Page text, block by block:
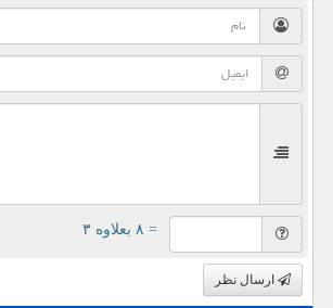
= ۸ بعلاوه ۳
ارسال نظر